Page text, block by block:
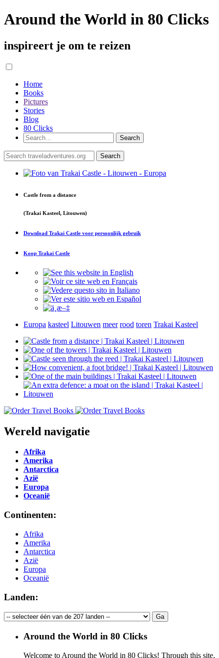
Around the World in 80 Clicks
inspireert je om te reizen
Home
Books
Pictures
Stories
Blog
80 Clicks
Castle from a distance
(Trakai Kasteel, Litouwen)
Download Trakai Castle voor persoonlijk gebruik
Koop Trakai Castle
Europa kasteel Litouwen meer rood toren Trakai Kasteel
Wereld navigatie
Afrika
Amerika
Antarctica
Azië
Europa
Oceanië
Continenten:
Afrika
Amerika
Antarctica
Azië
Europa
Oceanië
Landen:
Around the World in 80 Clicks
Welcome to Around the World in 80 Clicks! Through this site,